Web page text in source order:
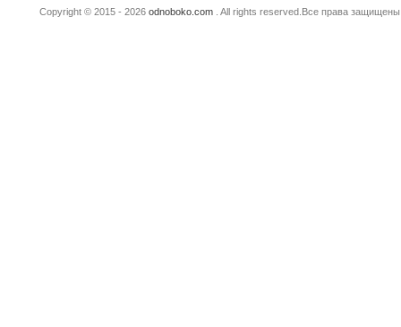
Copyright © 2015 - 2026 odnoboko.com. All rights reserved.Все права защищены.